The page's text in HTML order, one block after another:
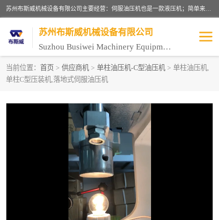
苏州布斯威机械设备有限公司主要经营：伺服油压机也是一款液压机；简单来说，传统的油压机，选用的是普通电机，普通电机容易发热，容易烧坏。伺服油压机采用先进的伺服电机，一般选用汇川 、日本大金、台达等品牌。伺服电机配套伺服泵还有伺服驱动器等部件，这样机器的电机过热，能耗的控制、机器工作的噪音都得到了完美的解决。
苏州布斯威机械设备有限公司
Suzhou Busiwei Machinery Equipment Co., Ltd.
当前位置： 首页 > 供应商机 > 单柱油压机-C型油压机 > 单柱油压机,
单柱C型压装机,落地式伺服油压机
单柱油压机-C型油压机
数控油压机-伺服油压机 伺服压力机-电子压力机
气压机-气动压床 精密伺服压力机